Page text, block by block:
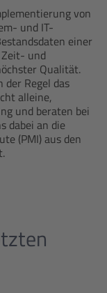
von
und IT-
einer
und
Qualität.
der Regel das
alleine,
und beraten bei
dabei an die
(PMI) aus den